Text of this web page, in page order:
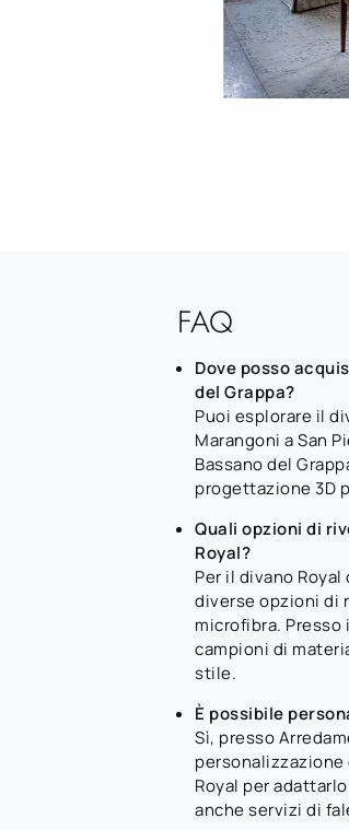
FAQ
Dove posso
del Grappa?
Puoi esplorare il
Marangoni a San
Bassano del
progettazione 3D
Quali opzioni di
Royal?
Per il divano
diverse opzioni di
microfibra.
campioni di
stile.
È possibile
Sì, presso
Royal per
anche servizi di